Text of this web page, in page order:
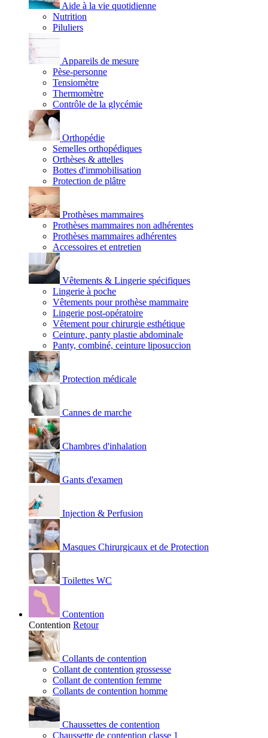
Aide à la vie quotidienne
Nutrition
Piluliers
Appareils de mesure
Pèse-personne
Tensiomètre
Thermomètre
Contrôle de la glycémie
Orthopédie
Semelles orthopédiques
Orthèses & attelles
Bottes d'immobilisation
Protection de plâtre
Prothèses mammaires
Prothèses mammaires non adhérentes
Prothèses mammaires adhérentes
Accessoires et entretien
Vêtements & Lingerie spécifiques
Lingerie à poche
Vêtements pour prothèse mammaire
Lingerie post-opératoire
Vêtement pour chirurgie esthétique
Ceinture, panty plastie abdominale
Panty, combiné, ceinture liposuccion
Protection médicale
Cannes de marche
Chambres d'inhalation
Gants d'examen
Injection & Perfusion
Masques Chirurgicaux et de Protection
Toilettes WC
Contention
Contention Retour
Collants de contention
Collant de contention grossesse
Collant de contention femme
Collants de contention homme
Chaussettes de contention
Chaussette de contention classe 1